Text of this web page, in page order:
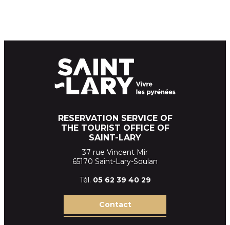
RESERVATION SERVICE OF
THE TOURIST OFFICE OF
SAINT-LARY
37 rue Vincent Mir
65170 Saint-Lary-Soulan
Tél. 05 62 39 40 29
Contact